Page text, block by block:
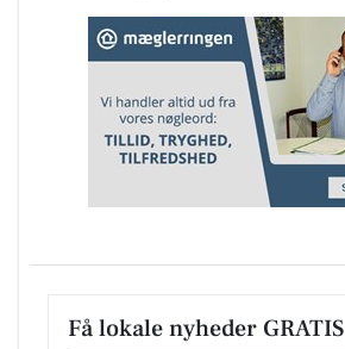
Få lokale nyheder GRATIS